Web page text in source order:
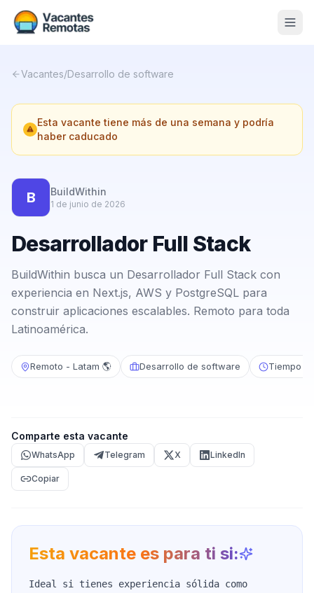
Nosotros
Contacto
Calculadora Freelance
Vacantes/Desarrollo de software
Esta vacante tiene más de una semana y podría
haber caducado
B BuildWithin
1 de junio de 2026
Desarrollador Full Stack
BuildWithin busca un Desarrollador Full Stack con
experiencia en Next.js, AWS y PostgreSQL para
construir aplicaciones escalables. Remoto para toda
Latinoamérica.
Remoto - Latam 🌎 Desarrollo de software Tiempo
Comparte esta vacante
WhatsApp Telegram X LinkedIn
Copiar
Esta vacante es para ti si:
Ideal si tienes experiencia sólida como